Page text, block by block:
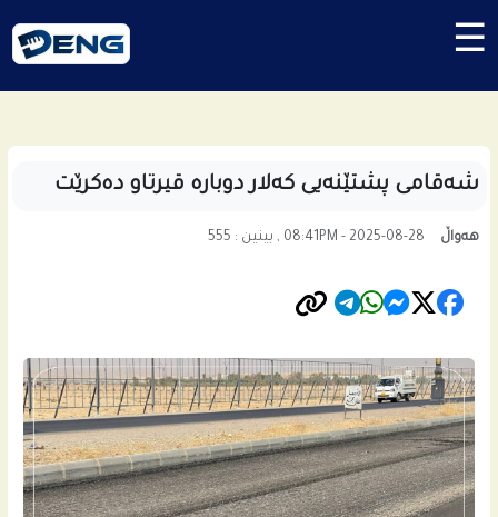
☰
شه‌قامى پشتێنه‌یی كه‌لار دوباره‌ قیرتاو ده‌كرێت
هەواڵ 08:41PM - 2025-08-28 , بینین : 555